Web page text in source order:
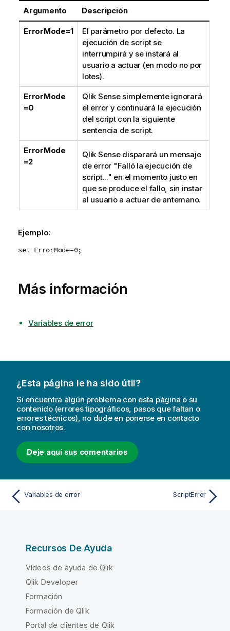
Argumento Descripción
ErrorMode=1
El parámetro por defecto. La
ejecución de script se
interrumpirá y se instará al
usuario a actuar (en modo no por
lotes).
ErrorMode
=0
Qlik Sensesimplemente ignorará
el error y continuará la ejecución
del script con la siguiente
sentencia de script.
ErrorMode
=2
Qlik Sensedisparará un mensaje
de error "Falló la ejecución de
script..." en el momento justo en
que se produce el fallo, sin instar
al usuario a actuar de antemano.
Ejemplo:
set ErrorMode=0;
Más información
Variables de error
¿Esta página le ha sido útil?
Si encuentra algún problema con esta página o su
contenido (errores tipográficos, pasos que faltan o
errores técnicos), no dude en ponerse en contacto
con nosotros.
Deje aquí sus comentarios
Variables de error ScriptError
Recursos De Ayuda
Vídeos de ayuda de Qlik
Qlik Developer
Formación
Formación de Qlik
Portal de clientes de Qlik